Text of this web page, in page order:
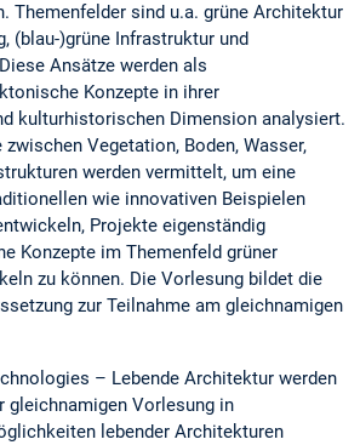
Themenfelder sind u.a. grüne Architektur
(blau-)grüne Infrastruktur und
Ansätze werden als
Konzepte in ihrer
kulturhistorischen Dimension analysiert.
zwischen Vegetation, Boden, Wasser,
werden vermittelt, um eine
wie innovativen Beispielen
Projekte eigenständig
Konzepte im Themenfeld grüner
zu können. Die Vorlesung bildet die
zur Teilnahme am gleichnamigen
– Lebende Architektur werden
gleichnamigen Vorlesung in
lebender Architekturen